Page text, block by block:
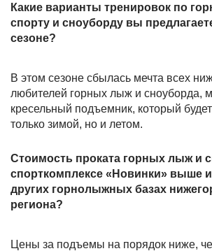
Какие варианты тренировок по
спорту и сноуборду вы
сезоне?
В этом сезоне сбылась мечта всех
любителей горных лыж и сноуборда,
кресельный подъемник, который
только зимой, но и летом.
Стоимость проката горных лыж и
спорткомплексе «Новинки» выше
других горнолыжных базах
региона?
Цены за подъемы на порядок ниже,